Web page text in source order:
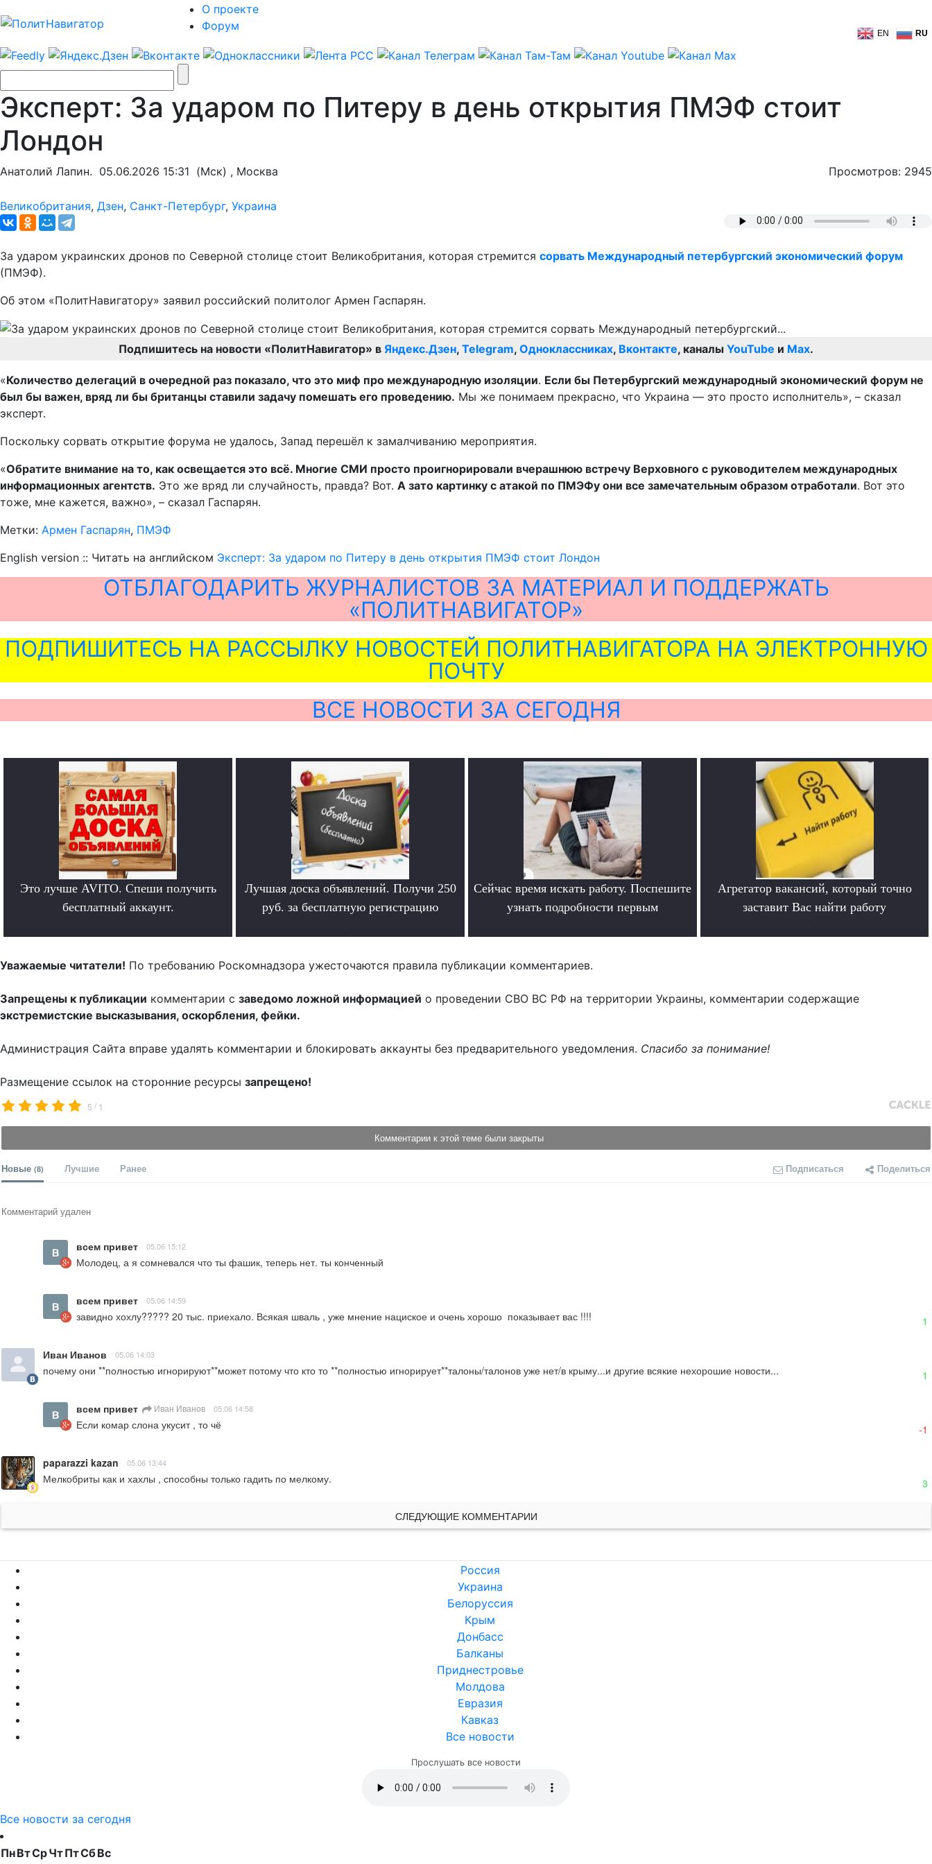
О проекте
Форум
EN RU
Эксперт: За ударом по Питеру в день открытия ПМЭФ стоит
Лондон
Анатолий Лапин. 05.06.2026 15:31 (Мск) , Москва Просмотров: 2945
Великобритания, Дзен, Санкт-Петербург, Украина
За ударом украинских дронов по Северной столице стоит Великобритания, которая стремится сорвать Международный петербургский экономический форум
(ПМЭФ).
Об этом «ПолитНавигатору» заявил российский политолог Армен Гаспарян.
Подпишитесь на новости «ПолитНавигатор» в Яндекс.Дзен, Telegram, Одноклассниках, Вконтакте, каналы YouTube и Max.
«Количество делегаций в очередной раз показало, что это миф про международную изоляции. Если бы Петербургский международный экономический форум не
был бы важен, вряд ли бы британцы ставили задачу помешать его проведению. Мы же понимаем прекрасно, что Украина — это просто исполнитель», – сказал
эксперт.
Поскольку сорвать открытие форума не удалось, Запад перешёл к замалчиванию мероприятия.
«Обратите внимание на то, как освещается это всё. Многие СМИ просто проигнорировали вчерашнюю встречу Верховного с руководителем международных
информационных агентств. Это же вряд ли случайность, правда? Вот. А зато картинку с атакой по ПМЭФу они все замечательным образом отработали. Вот это
тоже, мне кажется, важно», – сказал Гаспарян.
Метки: Армен Гаспарян, ПМЭФ
English version :: Читать на английском Эксперт: За ударом по Питеру в день открытия ПМЭФ стоит Лондон
ОТБЛАГОДАРИТЬ ЖУРНАЛИСТОВ ЗА МАТЕРИАЛ И ПОДДЕРЖАТЬ
«ПОЛИТНАВИГАТОР»
ПОДПИШИТЕСЬ НА РАССЫЛКУ НОВОСТЕЙ ПОЛИТНАВИГАТОРА НА ЭЛЕКТРОННУЮ
ПОЧТУ
ВСЕ НОВОСТИ ЗА СЕГОДНЯ
Это лучше AVITO. Спеши получить
бесплатный аккаунт.
Лучшая доска объявлений. Получи 250
руб. за бесплатную регистрацию
Сейчас время искать работу. Поспешите
узнать подробности первым
Агрегатор вакансий, который точно
заставит Вас найти работу
Уважаемые читатели! По требованию Роскомнадзора ужесточаются правила публикации комментариев.
Запрещены к публикации комментарии с заведомо ложной информацией о проведении СВО ВС РФ на территории Украины, комментарии содержащие
экстремистские высказывания, оскорбления, фейки.
Администрация Сайта вправе удалять комментарии и блокировать аккаунты без предварительного уведомления. Спасибо за понимание!
Размещение ссылок на сторонние ресурсы запрещено!
5 / 1
Комментарии к этой теме были закрыты
Новые (8) Лучшие Ранее Подписаться Поделиться
Комментарий удален
всем привет 05.06 15:12
Молодец, а я сомневался что ты фашик, теперь нет. ты конченный
всем привет 05.06 14:59
завидно хохлу????? 20 тыс. приехало. Всякая шваль , уже мнение нациское и очень хорошо  показывает вас !!!! 1
Иван Иванов 05.06 14:03
почему они **полностью игнорируют**может потому что кто то **полностью игнорирует**талоны/талонов уже нет/в крыму...и другие всякие нехорошие новости... 1
всем привет Иван Иванов 05.06 14:58
Если комар слона укусит , то чё -1
paparazzi kazan 05.06 13:44
Мелкобриты как и хахлы , способны только гадить по мелкому. 3
СЛЕДУЮЩИЕ КОММЕНТАРИИ
Россия
Украина
Белоруссия
Крым
Донбасс
Балканы
Приднестровье
Молдова
Евразия
Кавказ
Все новости
Прослушать все новости
Все новости за сегодня
ПнВтСрЧтПтСбВс